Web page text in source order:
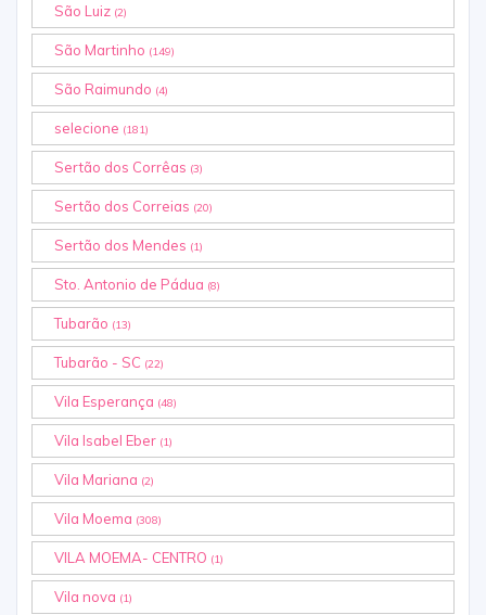
São Luiz (2)
São Martinho (149)
São Raimundo (4)
selecione (181)
Sertão dos Corrêas (3)
Sertão dos Correias (20)
Sertão dos Mendes (1)
Sto. Antonio de Pádua (8)
Tubarão (13)
Tubarão - SC (22)
Vila Esperança (48)
Vila Isabel Eber (1)
Vila Mariana (2)
Vila Moema (308)
VILA MOEMA- CENTRO (1)
Vila nova (1)